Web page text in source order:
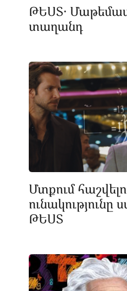
ԹԵՍՏ․
տաղանդ
Մտքում
ունակությունը
ԹԵՍՏ